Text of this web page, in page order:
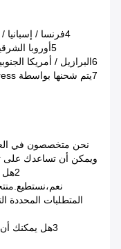
4فرنسا / إسبانيا / إيطاليا / ألمانيا قد يستغرق 5-10 أيام عمل.
5أوروبا الشرقية قد تستغرق ما يصل إلى 6-12 يوم عمل.
6البرازيل / أمريكا الجنوبية قد يستغرق ما يصل إلى 7-14 أيام عمل.
7يتم شحنها بواسطة DHL Express (يحتاج 5-10 أيام عمل للوصول)
نحن متخصصون في
ويمكن أن تساعدك على
2هل يمكنك ان تنتج المنتج كنموذج أو تصميم لنا؟
المتطلبات المحددة
3هل يمكنك أن ترسل لي كل الكتالوجات وقائمة الأسعار؟